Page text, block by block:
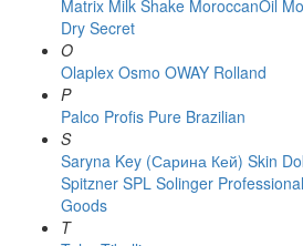
Matrix Milk Shake MoroccanOil
Dry Secret
O
Olaplex Osmo OWAY Rolland
P
Palco Profis Pure Brazilian
S
Saryna Key (Сарина Кей) Skin
Spitzner SPL Solinger
Goods
T